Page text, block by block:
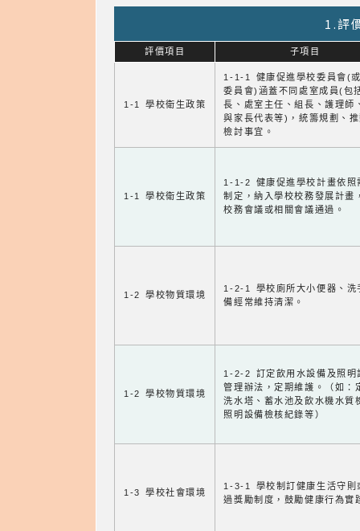
1.評
評價項目 子項目
1-1 學校衛生政策
1-1-1 健康促進學校委員會(
委員會)涵蓋不同處室成員(包
長、處室主任、組長、護理師
與家長代表等)，統籌規劃、
檢討事宜。
1-1 學校衛生政策
1-1-2 健康促進學校計畫依照
制定，納入學校校務發展計畫
校務會議或相關會議通過。
1-2 學校物質環境
1-2-1 學校廁所大小便器、洗
備經常維持清潔。
1-2 學校物質環境
1-2-2 訂定飲用水設備及照明
管理辦法，定期維護。（如：
洗水塔、蓄水池及飲水機水質
照明設備檢核紀錄等）
1-3 學校社會環境
1-3-1 學校制訂健康生活守則
過獎勵制度，鼓勵健康行為實